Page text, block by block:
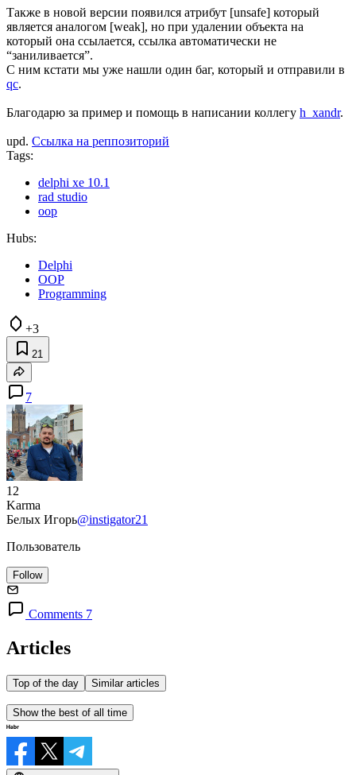
Также в новой версии появился атрибут [unsafe] который
является аналогом [weak], но при удалении объекта на
который она ссылается, ссылка автоматически не
“заниливается”.
С ним кстати мы уже нашли один баг, который и отправили в
qc.
Благодарю за пример и помощь в написании коллегу h_xandr.
upd. Ссылка на реппозиторий
Tags:
delphi xe 10.1
rad studio
oop
Hubs:
Delphi
ООP
Programming
+3
21
7
12
Karma
Белых Игорь@instigator21
Пользователь
Follow
Comments 7
Articles
Top of the day Similar articles
Show the best of all time